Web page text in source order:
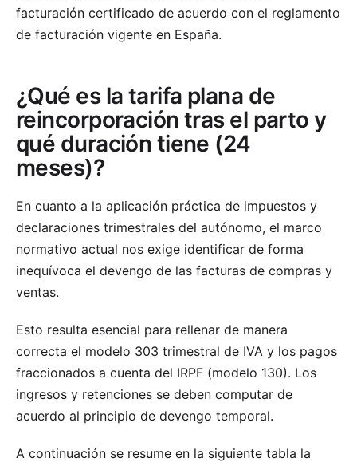
facturación certificado de acuerdo con el reglamento
de facturación vigente en España.
¿Qué es la tarifa plana de
reincorporación tras el parto y
qué duración tiene (24
meses)?
En cuanto a la aplicación práctica de impuestos y
declaraciones trimestrales del autónomo, el marco
normativo actual nos exige identificar de forma
inequívoca el devengo de las facturas de compras y
ventas.
Esto resulta esencial para rellenar de manera
correcta el modelo 303 trimestral de IVA y los pagos
fraccionados a cuenta del IRPF (modelo 130). Los
ingresos y retenciones se deben computar de
acuerdo al principio de devengo temporal.
A continuación se resume en la siguiente tabla la